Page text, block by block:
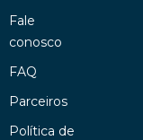
Fale
conosco
FAQ
Parceiros
Política de